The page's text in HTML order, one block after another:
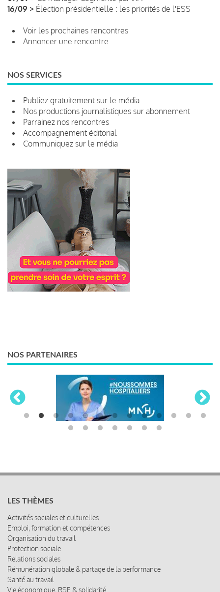
16/09 > Élection présidentielle : les priorités de l'ESS
Voir les prochaines rencontres
Annoncer une rencontre
NOS SERVICES
Publiez gratuitement sur le média
Nos productions journalistiques sur abonnement
Parrainez nos rencontres
Accompagnement éditorial
Communiquez sur le média
NOS PARTENAIRES
LES THÈMES
Activités sociales et culturelles
Emploi, formation et compétences
Organisation du travail
Protection sociale
Relations sociales
Rémunération globale & partage de la performance
Santé au travail
Vie économique, RSE & solidarité